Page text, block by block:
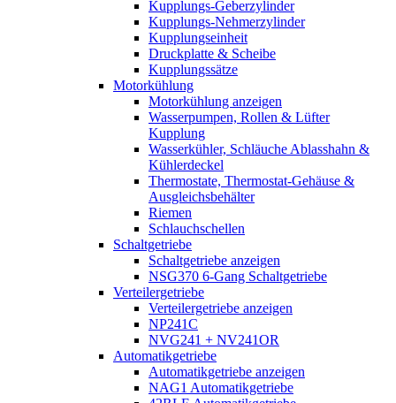
Kupplungs-Geberzylinder
Kupplungs-Nehmerzylinder
Kupplungseinheit
Druckplatte & Scheibe
Kupplungssätze
Motorkühlung
Motorkühlung anzeigen
Wasserpumpen, Rollen & Lüfter
Kupplung
Wasserkühler, Schläuche Ablasshahn &
Kühlerdeckel
Thermostate, Thermostat-Gehäuse &
Ausgleichsbehälter
Riemen
Schlauchschellen
Schaltgetriebe
Schaltgetriebe anzeigen
NSG370 6-Gang Schaltgetriebe
Verteilergetriebe
Verteilergetriebe anzeigen
NP241C
NVG241 + NV241OR
Automatikgetriebe
Automatikgetriebe anzeigen
NAG1 Automatikgetriebe